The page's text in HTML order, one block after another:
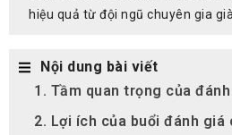
hiệu quả từ đội ngũ chuyên gia
Nội dung bài viết
1. Tầm quan trọng của
2. Lợi ích của buổi đánh giá